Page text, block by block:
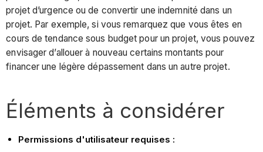
projet d’urgence ou de convertir une indemnité dans un
projet. Par exemple, si vous remarquez que vous êtes en
cours de tendance sous budget pour un projet, vous pouvez
envisager d’allouer à nouveau certains montants pour
financer une légère dépassement dans un autre projet.
Éléments à considérer
Permissions d'utilisateur requises :